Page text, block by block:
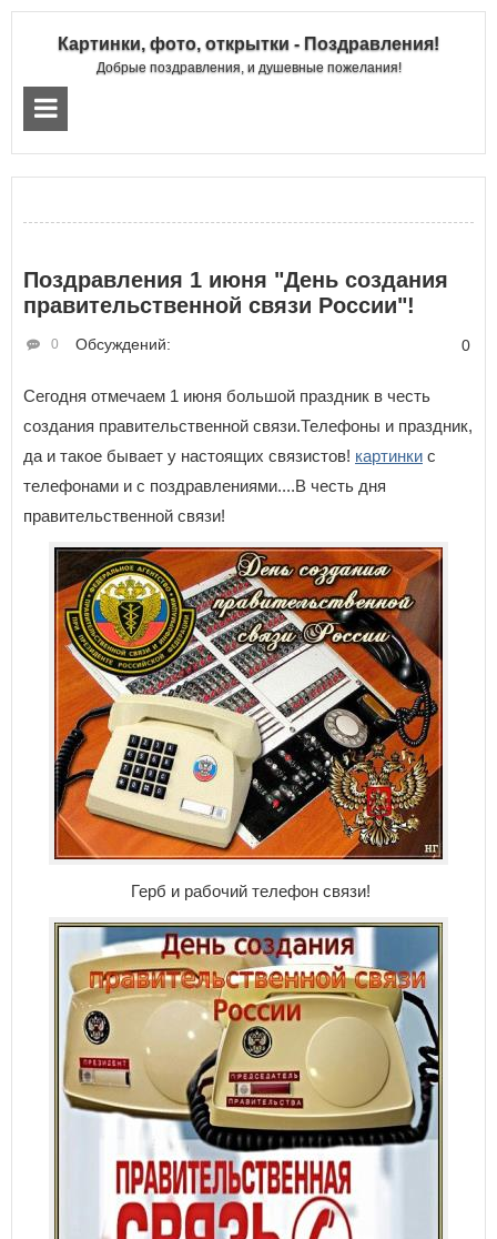
Картинки, фото, открытки - Поздравления!
Добрые поздравления, и душевные пожелания!
Поздравления 1 июня "День создания
правительственной связи России"!
Обсуждений:
0 0
Сегодня отмечаем 1 июня большой праздник в честь
создания правительственной связи.Телефоны и праздник,
да и такое бывает у настоящих связистов! картинки с
телефонами и с поздравлениями....В честь дня
правительственной связи!
Герб и рабочий телефон связи!